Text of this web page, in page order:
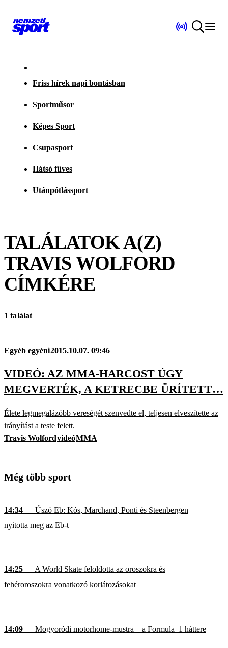
Friss hírek napi bontásban
Sportműsor
Képes Sport
Csupasport
Hátsó füves
Utánpótlássport
TALÁLATOK A(Z)
TRAVIS WOLFORD
CÍMKÉRE
1 találat
Egyéb egyéni2015.10.07. 09:46
VIDEÓ: AZ MMA-HARCOST ÚGY
MEGVERTÉK, A KETRECBE ÜRÍTETT…
Élete legmegalázóbb vereségét szenvedte el, teljesen elveszítette az
irányítást a teste felett.
Travis WolfordvideóMMA
Még több sport
14:34 — Úszó Eb: Kós, Marchand, Ponti és Steenbergen
nyitotta meg az Eb-t
14:25 — A World Skate feloldotta az oroszokra és
fehéroroszokra vonatkozó korlátozásokat
14:09 — Mogyoródi motorhome-mustra – a Formula–1 háttere